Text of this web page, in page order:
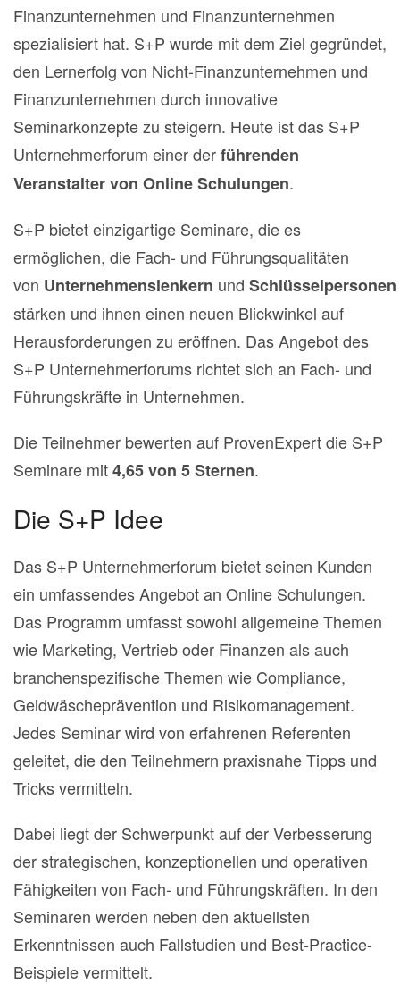
Finanzunternehmen und Finanzunternehmen
spezialisiert hat. S+P wurde mit dem Ziel gegründet,
den Lernerfolg von Nicht-Finanzunternehmen und
Finanzunternehmen durch innovative
Seminarkonzepte zu steigern. Heute ist das S+P
Unternehmerforum einer derführenden
Veranstalter von Online Schulungen.
S+P bietet einzigartige Seminare, die es
ermöglichen, die Fach- und Führungsqualitäten
von Unternehmenslenkern und Schlüsselpersonen
stärken und ihnen einen neuen Blickwinkel auf
Herausforderungen zu eröffnen. Das Angebot des
S+P Unternehmerforums richtet sich an Fach- und
Führungskräfte in Unternehmen.
Die Teilnehmer bewerten auf ProvenExpert die S+P
Seminare mit4,65 von 5 Sternen.
Die S+P Idee
Das S+P Unternehmerforum bietet seinen Kunden
ein umfassendes Angebot an Online Schulungen.
Das Programm umfasst sowohl allgemeine Themen
wie Marketing, Vertrieb oder Finanzen als auch
branchenspezifische Themen wie Compliance,
Geldwäscheprävention und Risikomanagement.
Jedes Seminar wird von erfahrenen Referenten
geleitet, die den Teilnehmern praxisnahe Tipps und
Tricks vermitteln.
Dabei liegt der Schwerpunkt auf der Verbesserung
der strategischen, konzeptionellen und operativen
Fähigkeiten von Fach- und Führungskräften. In den
Seminaren werden neben den aktuellsten
Erkenntnissen auch Fallstudien und Best-Practice-
Beispiele vermittelt.